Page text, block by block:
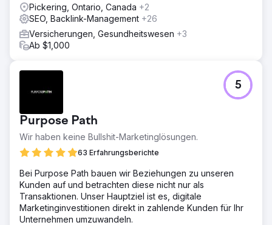
Pickering, Ontario, Canada +2
SEO, Backlink-Management +26
Versicherungen, Gesundheitswesen +3
Ab $1,000
Purpose Path
Wir haben keine Bullshit-Marketinglösungen.
63 Erfahrungsberichte
5
Bei Purpose Path bauen wir Beziehungen zu unseren
Kunden auf und betrachten diese nicht nur als
Transaktionen. Unser Hauptziel ist es, digitale
Marketinginvestitionen direkt in zahlende Kunden für Ihr
Unternehmen umzuwandeln.